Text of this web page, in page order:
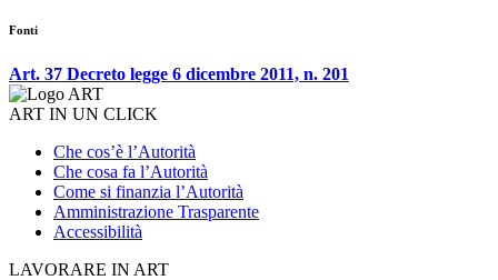
Fonti
Art. 37 Decreto legge 6 dicembre 2011, n. 201
ART IN UN CLICK
Che cos’è l’Autorità
Che cosa fa l’Autorità
Come si finanzia l’Autorità
Amministrazione Trasparente
Accessibilità
LAVORARE IN ART